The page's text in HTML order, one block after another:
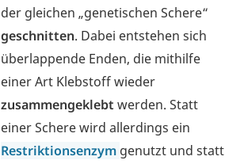
der gleichen „genetischen Schere“
geschnitten. Dabei entstehen sich
überlappende Enden, die mithilfe
einer Art Klebstoff wieder
zusammengeklebt werden. Statt
einer Schere wird allerdings ein
Restriktionsenzym genutzt und statt